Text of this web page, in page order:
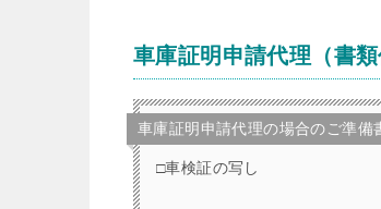
車庫証明申請代理（書
車庫証明申請代理の場合のご準備
□車検証の写し